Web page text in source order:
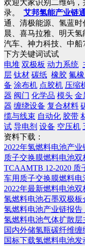
欢迎大家识别二维码
录。
艾邦氢能产业链
通、清极能源、氢蓝
晨、喜马拉雅、明天
汽车、神力科技、中
下方关键词试试
电堆 双极板 动力系统
层 钛材 碳纸 橡胶 氟
备 涂布机 点胶机 压缩
器 阀门 化学品 模头 金
器 缠绕设备 复合材料
缆与线束 自动化 胶带
试 导电剂 设备 空压机
资料下载：
2022年氢燃料电池产
质子交换膜燃料电池
TCAAMTB 12-2020
车用质子交换膜燃料
2022年最新燃料电池
氢燃料电池石墨双极板
氢燃料电池产业链报告
氢燃料电池气体扩散层
国内外储氢瓶碳纤维
国标下载氢燃料电池